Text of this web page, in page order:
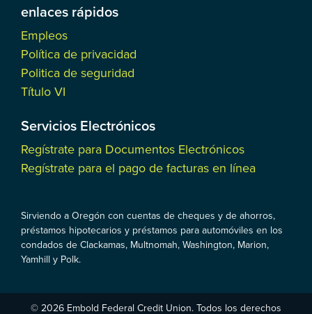
enlaces rápidos
Empleos
Política de privacidad
Politica de seguridad
Título VI
Servicios Electrónicos
Regístrate para Documentos Electrónicos
Regístrate para el pago de facturas en línea
Sirviendo a Oregón con cuentas de cheques y de ahorros,
préstamos hipotecarios y préstamos para automóviles en los
condados de Clackamas, Multnomah, Washington, Marion,
Yamhill y Polk.
© 2026 Embold Federal Credit Union. Todos los derechos